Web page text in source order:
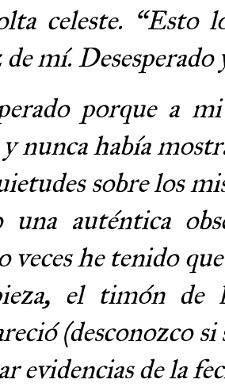
celeste. “Esto
mí.
porque a
y nunca había
sobre los
una auténtica
veces he tenido
el timón de
(desconozco
evidencias de la